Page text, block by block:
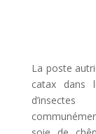
La poste
catax dans